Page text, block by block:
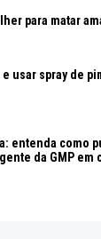
para matar
usar spray de
entenda como
da GMP em